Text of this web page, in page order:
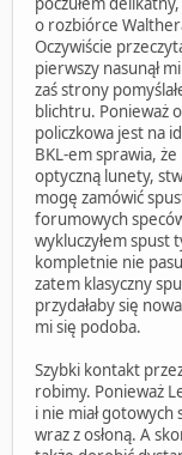
o rozbiórce
Oczywiście
pierwszy nasunął
zaś strony
blichtru. Ponieważ
policzkowa jest na
BKL-em sprawia,
optyczną lunety,
mogę zamówić
forumowych
wykluczyłem spust
kompletnie nie
zatem klasyczny
przydałaby się
mi się podoba.
Szybki kontakt
robimy. Ponieważ
i nie miał gotowych
wraz z osłoną. A